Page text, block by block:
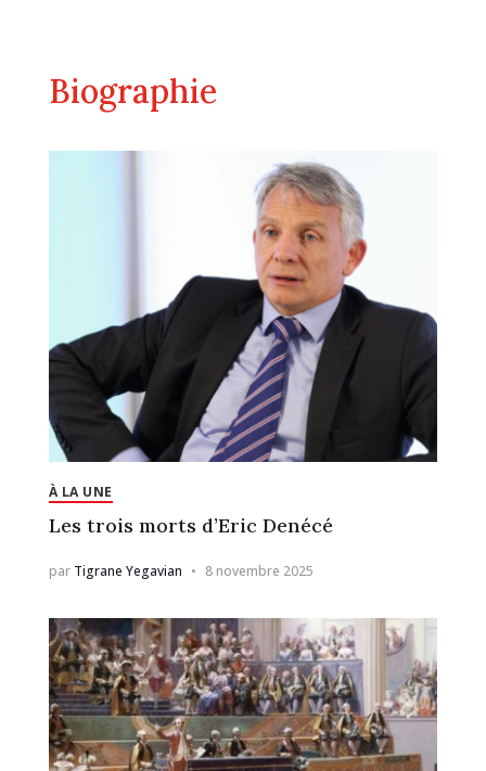
Biographie
À LA UNE
Les trois morts d’Eric Denécé
par Tigrane Yegavian 8 novembre 2025